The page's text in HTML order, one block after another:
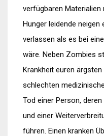
verfügbaren
Hunger leidende neigen
verlassen als es bei
wäre. Neben Zombies
Krankheit euren ärgsten
schlechten
Tod einer Person,
und einer
führen. Einen kranken